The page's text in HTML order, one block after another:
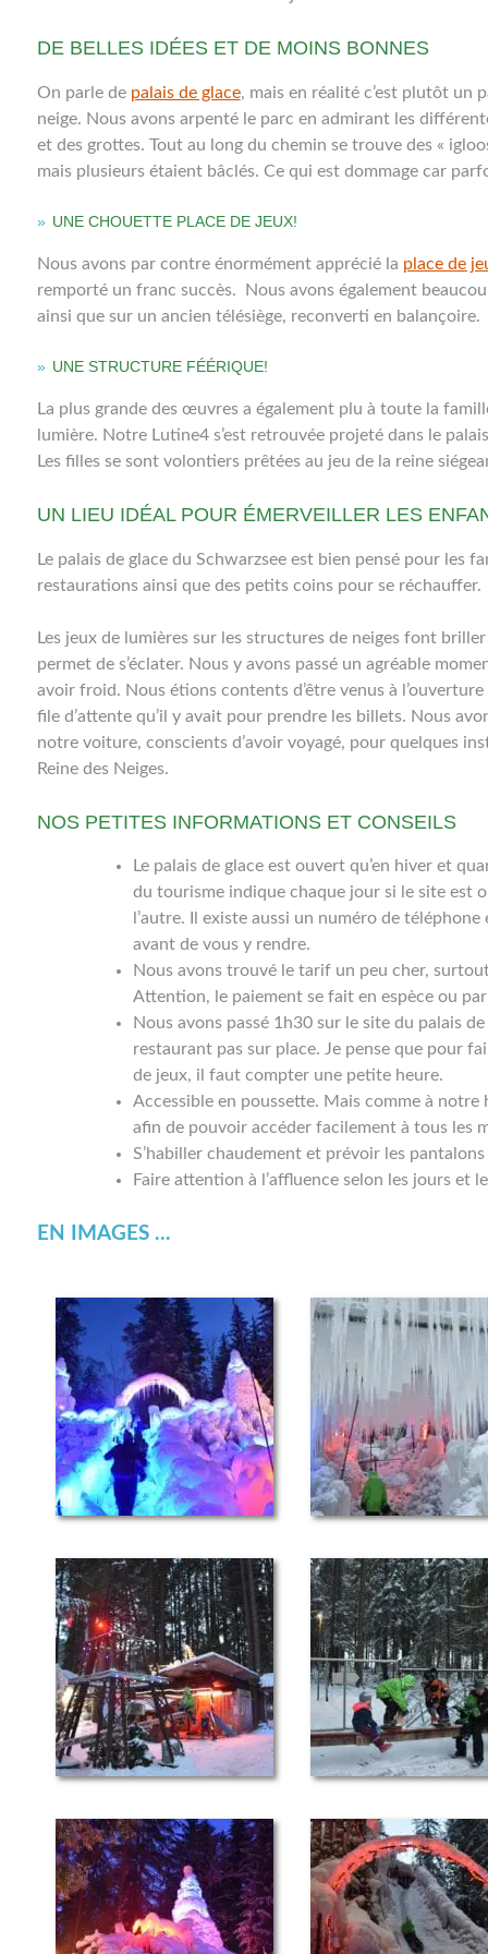
DE BELLES IDÉES ET DE MOINS BONNES
On parle de palais de glace, mais en réalité c’est plutôt un
neige. Nous avons arpenté le parc en admirant les
et des grottes. Tout au long du chemin se trouve des «
mais plusieurs étaient bâclés. Ce qui est dommage car
UNE CHOUETTE PLACE DE JEUX!
Nous avons par contre énormément apprécié la place de
remporté un franc succès. Nous avons également
ainsi que sur un ancien télésiège, reconverti en balançoire.
UNE STRUCTURE FÉÉRIQUE!
La plus grande des œuvres a également plu à toute la
lumière. Notre Lutine4 s’est retrouvée projeté dans le
Les filles se sont volontiers prêtées au jeu de la reine
UN LIEU IDÉAL POUR ÉMERVEILLER LES
Le palais de glace du Schwarzsee est bien pensé pour les
restaurations ainsi que des petits coins pour se réchauffer.
Les jeux de lumières sur les structures de neiges font
permet de s’éclater. Nous y avons passé un agréable
avoir froid. Nous étions contents d’être venus à
file d’attente qu’il y avait pour prendre les billets. Nous
notre voiture, conscients d’avoir voyagé, pour quelques
Reine des Neiges.
NOS PETITES INFORMATIONS ET CONSEILS
Le palais de glace est ouvert qu’en hiver et
du tourisme indique chaque jour si le site est
l’autre. Il existe aussi un numéro de
avant de vous y rendre.
Nous avons trouvé le tarif un peu cher,
Attention, le paiement se fait en espèce ou
Nous avons passé 1h30 sur le site du palais
restaurant pas sur place. Je pense que pour
de jeux, il faut compter une petite heure.
Accessible en poussette. Mais comme à
afin de pouvoir accéder facilement à tous les
S’habiller chaudement et prévoir les
Faire attention à l’affluence selon les jours et
EN IMAGES ...